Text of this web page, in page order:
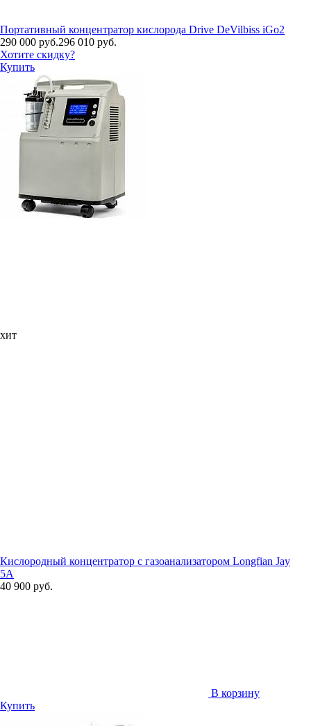
Портативный концентратор кислорода Drive DeVilbiss iGo2
290 000 руб.296 010 руб.
Хотите скидку?
Купить
хит
Кислородный концентратор с газоанализатором Longfian Jay
5A
40 900 руб.
В корзину
Купить